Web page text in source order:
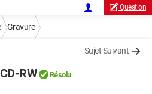
Question
Gravure
Sujet Suivant
RW Résolu